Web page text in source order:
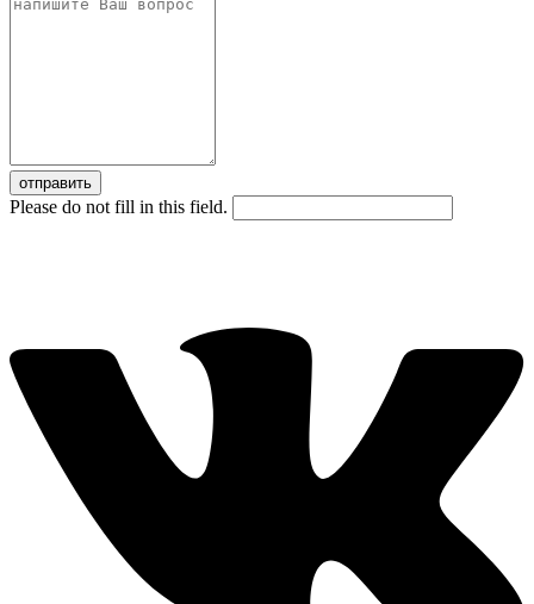
отправить
Please do not fill in this field.